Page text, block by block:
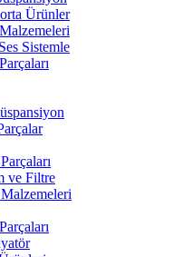
Ürünler
Sistemle
ve Filtre